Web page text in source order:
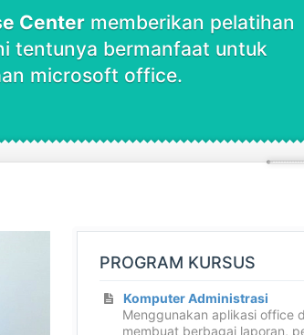
Centermemberikan pelatihan
tentunya bermanfaat untuk
microsoft office.
PROGRAM KURSUS
Komputer Administrasi
Menggunakan aplikasi office
membuat berbagai laporan,